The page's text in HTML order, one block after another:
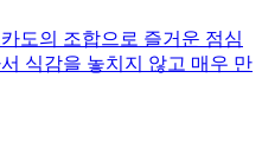
도의 조합으로 즐거운 점심
식감을 놓치지 않고 매우 만